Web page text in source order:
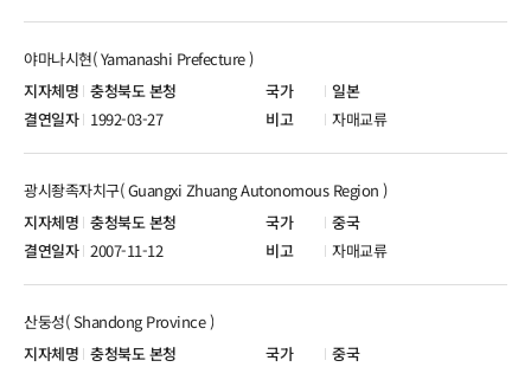
충청북도 본청 일본
야마나시현( Yamanashi Prefecture )
1992-03-27 자매교류
충청북도 본청 중국
광시좡족자치구( Guangxi Zhuang Autonomous Region )
2007-11-12 자매교류
충청북도 본청 중국
산둥성( Shandong Province )